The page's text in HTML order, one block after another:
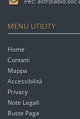
MENU UTILITY
Home
Contatti
Mappa
Accessibilità
Privacy
Note Legali
Buste Paga